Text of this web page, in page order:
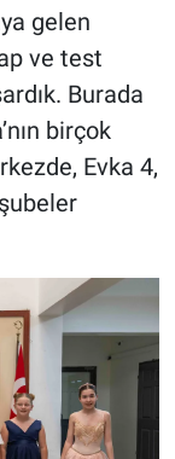
gelen
ve test
Burada
birçok
Evka 4,